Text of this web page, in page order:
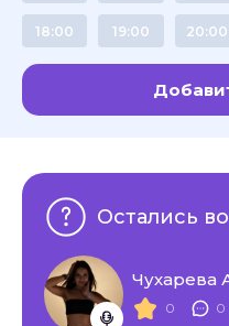
18:00 19:00 20:00
Остались
Чухарева
0 0